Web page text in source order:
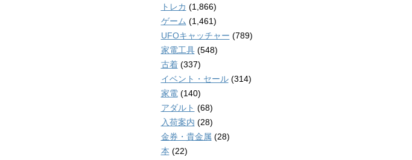
トレカ (1,866)
ゲーム (1,461)
UFOキャッチャー (789)
家電工具(548)
古着(337)
イベント・セール(314)
家電(140)
アダルト (68)
入荷案内 (28)
金券・貴金属 (28)
本 (22)